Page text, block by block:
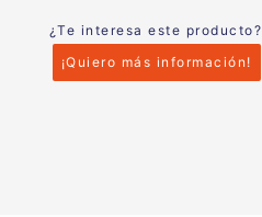
¿Te interesa este producto?
¡Quiero más información!